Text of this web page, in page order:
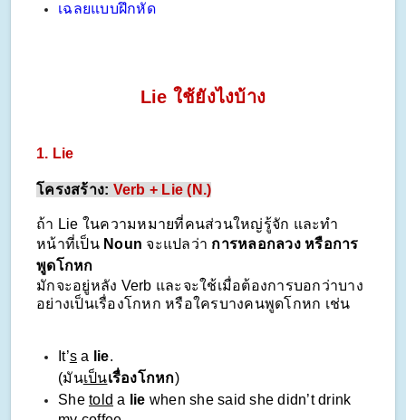
เฉลยแบบฝึกหัด
Lie ใช้ยังไงบ้าง
1. Lie
โครงสร้าง: Verb + Lie (N.)
ถ้า Lie ในความหมายที่คนส่วนใหญ่รู้จัก และทำ
หน้าที่เป็น Noun จะแปลว่า การหลอกลวง หรือการ
พูดโกหก
มักจะอยู่หลัง Verb และจะใช้เมื่อต้องการบอกว่าบาง
อย่างเป็นเรื่องโกหก หรือใครบางคนพูดโกหก เช่น
It’s a lie.
(มันเป็นเรื่องโกหก)
She told a lie when she said she didn’t drink